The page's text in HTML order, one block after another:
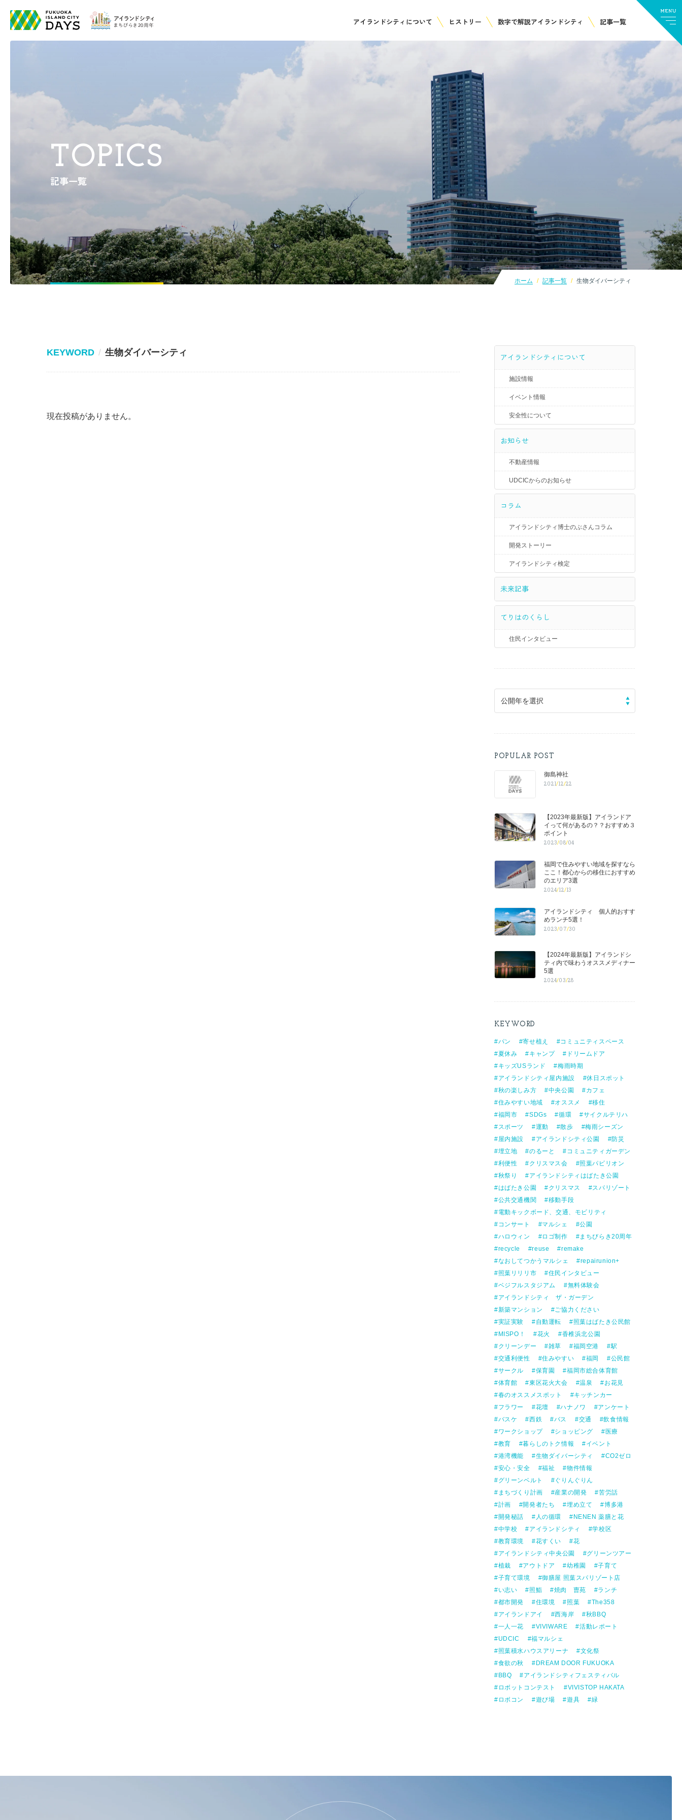
アイランドシティについて ヒストリー 数字で解説アイランドシティ 記事一覧
TOPICS
記事一覧
ホーム 記事一覧 生物ダイバーシティ
アイランドシティについて
施設情報
イベント情報
安全性について
お知らせ
不動産情報
UDCICからのお知らせ
コラム
アイランドシティ博士のぶさんコラム
開発ストーリー
アイランドシティ検定
未来記事
てりはのくらし
住民インタビュー
公開年を選択
POPULAR POST
御島神社
2021/12/22
【2023年最新版】アイランドア
イって何があるの？？おすすめ３
ポイント
2023/08/04
福岡で住みやすい地域を探すなら
ここ！都心からの移住におすすめ
のエリア3選
2024/12/13
アイランドシティ 個人的おすす
めランチ5選！
2023/07/30
【2024年最新版】アイランドシ
ティ内で味わうオススメディナー
5選
2024/03/28
KEYWORD
パン 寄せ植え
コミュニティスペース
夏休み
キャンプ
ドリームドア
キッズUSランド
梅雨時期
アイランドシティ屋内施設
休日スポット
秋の楽しみ方
中央公園
カフェ
住みやすい地域
オススメ
移住
福岡市
SDGs 循環
サイクルテリハ
スポーツ
運動 散歩
梅雨シーズン
屋内施設
アイランドシティ公園
防災
埋立地
のるーと
コミュニティガーデン
利便性
クリスマス会
照葉パビリオン
秋祭り
アイランドシティはばたき公園
はばたき公園
クリスマス
スパリゾート
公共交通機関
移動手段
電動キックボード、交通、モビリティ
コンサート
マルシェ
公園
ハロウィン
ロゴ制作
まちびらき20周年
recycle
reuse
remake
なおしてつかうマルシェ
repairunion+
照葉リリリ市
住民インタビュー
ベジフルスタジアム
無料体験会
アイランドシティ ザ・ガーデン
新築マンション
ご協力ください
実証実験
自動運転
照葉はばたき公民館
MISPO！
花火
香椎浜北公園
クリーンデー
雑草 福岡空港
駅
交通利便性
住みやすい 福岡
公民館
サークル
保育園
福岡市総合体育館
体育館
東区花火大会 温泉
お花見
春のオススメスポット
キッチンカー
フラワー
花壇 ハナノワ
アンケート
バスケ
西鉄 バス 交通
飲食情報
ワークショップ
ショッピング
医療
教育
暮らしのトク情報
イベント
港湾機能
生物ダイバーシティ
CO2ゼロ
安心・安全
福祉
物件情報
グリーンベルト
ぐりんぐりん
まちづくり計画
産業の開発
苦労話
計画
開発者たち 埋め立て
博多港
開発秘話
人の循環
NENEN 薬膳と花
中学校
アイランドシティ
学校区
教育環境
花すくい
花
アイランドシティ中央公園
グリーンツアー
植栽
アウトドア 幼稚園
子育て
子育て環境
御膳屋 照葉スパリゾート店
い志い
照鮨 焼肉 曺苑
ランチ
都市開発
住環境 照葉
The358
アイランドアイ
西海岸
秋BBQ
一人一花
VIVIWARE
活動レポート
UDCIC
福マルシェ
照葉積水ハウスアリーナ
文化祭
食欲の秋
DREAM DOOR FUKUOKA
BBQ
アイランドシティフェスティバル
ロボットコンテスト
VIVISTOP HAKATA
ロボコン
遊び場 遊具 緑
KEYWORD 生物ダイバーシティ
現在投稿がありません。